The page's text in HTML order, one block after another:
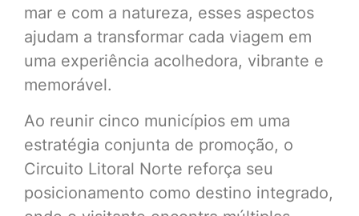
mar e com a natureza, esses aspectos
ajudam a transformar cada viagem em
uma experiência acolhedora, vibrante e
memorável.
Ao reunir cinco municípios em uma
estratégia conjunta de promoção, o
Circuito Litoral Norte reforça seu
posicionamento como destino integrado,